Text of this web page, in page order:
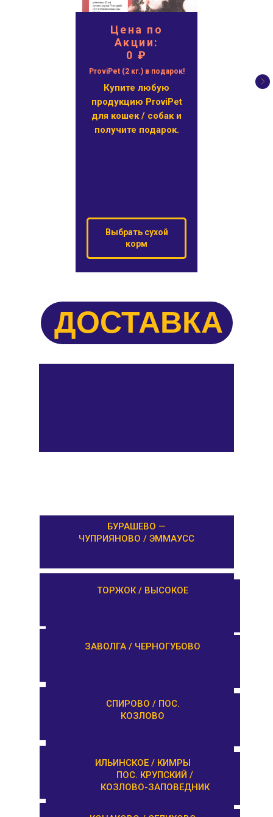
Цена по
Акции:
0 ₽
ProviPet (2 кг.) в подарок!
Купите любую
продукцию ProviPet
для кошек / собак и
получите подарок.
Выбрать сухой
корм
ДОСТАВКА
ЛИХОСЛАВЛЬ /
КАЛАШНИКОВО
ЕМЕЛЬЯНОВО / СТАРИЦА
ТУРГИНОВО /
ЗАПОВЕДНИК
КАШИН / КАЛЯЗИН
ОРША / КУШАЛИНО
БУРАШЕВО —
ЧУПРИЯНОВО / ЭММАУСС
ТОРЖОК / ВЫСОКОЕ
ЗАВОЛГА / ЧЕРНОГУБОВО
СПИРОВО / ПОС.
КОЗЛОВО
ИЛЬИНСКОЕ / КИМРЫ
ПОС. КРУПСКИЙ /
КОЗЛОВО-ЗАПОВЕДНИК